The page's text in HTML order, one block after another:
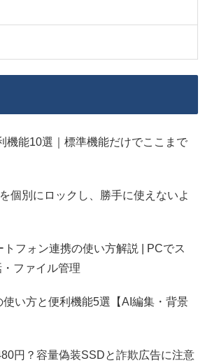
機能10選｜標準機能だけでここまで
個別にロックし、勝手に使えないよ
フォン連携の使い方解説 | PCでス
ファイル管理
い方と便利機能5選【AI編集・背景
円？容量偽装SSDと詐欺広告に注意